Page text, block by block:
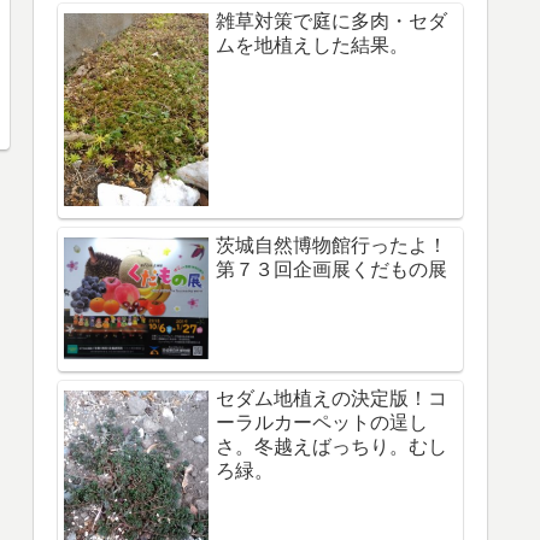
雑草対策で庭に多肉・セダ
ムを地植えした結果。
茨城自然博物館行ったよ！
第７３回企画展くだもの展
セダム地植えの決定版！コ
ーラルカーペットの逞し
さ。冬越えばっちり。むし
ろ緑。